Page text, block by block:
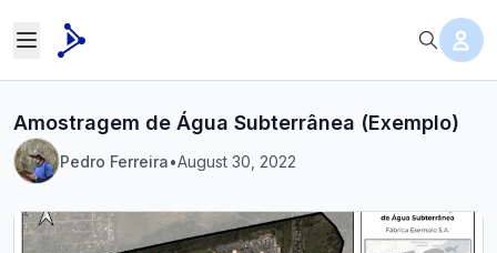
Amostragem de Água Subterrânea (Exemplo)
Pedro Ferreira•August 30, 2022